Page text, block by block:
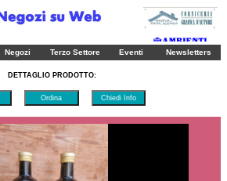
Negozi Terzo Settore Eventi Newsletters
10 12 14 16 17 20 21 23
25
DETTAGLIO PRODOTTO:
Ordina Chiedi Info